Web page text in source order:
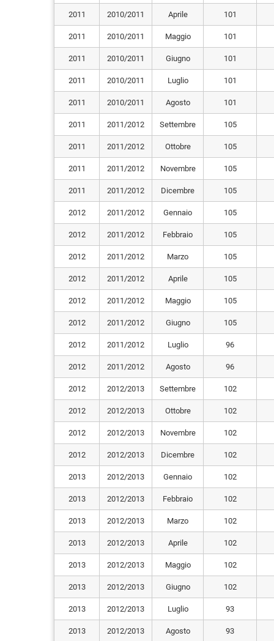
2011 2010/2011 Aprile 101
2011 2010/2011 Maggio 101
2011 2010/2011 Giugno 101
2011 2010/2011 Luglio 101
2011 2010/2011 Agosto 101
2011 2011/2012 Settembre 105
2011 2011/2012 Ottobre 105
2011 2011/2012 Novembre 105
2011 2011/2012 Dicembre 105
2012 2011/2012 Gennaio 105
2012 2011/2012 Febbraio 105
2012 2011/2012 Marzo 105
2012 2011/2012 Aprile 105
2012 2011/2012 Maggio 105
2012 2011/2012 Giugno 105
2012 2011/2012 Luglio 96
2012 2011/2012 Agosto 96
2012 2012/2013 Settembre 102
2012 2012/2013 Ottobre 102
2012 2012/2013 Novembre 102
2012 2012/2013 Dicembre 102
2013 2012/2013 Gennaio 102
2013 2012/2013 Febbraio 102
2013 2012/2013 Marzo 102
2013 2012/2013 Aprile 102
2013 2012/2013 Maggio 102
2013 2012/2013 Giugno 102
2013 2012/2013 Luglio 93
2013 2012/2013 Agosto 93